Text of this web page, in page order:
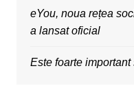
eYou, noua rețea
a lansat oficial
Este foarte